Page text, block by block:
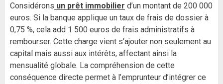
Considérons un prêt immobilier d’un montant de 200 000
euros. Si la banque applique un taux de frais de dossier à
0,75 %, cela add 1 500 euros de frais administratifs à
rembourser. Cette charge vient s’ajouter non seulement au
capital mais aussi aux intérêts, affectant ainsi la
mensualité globale. La compréhension de cette
conséquence directe permet à l’emprunteur d’intégrer ce